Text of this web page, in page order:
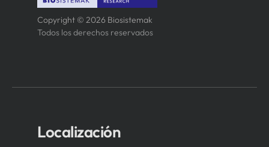
Copyright © 2026 Biosistemak
Todos los derechos reservados
Localización